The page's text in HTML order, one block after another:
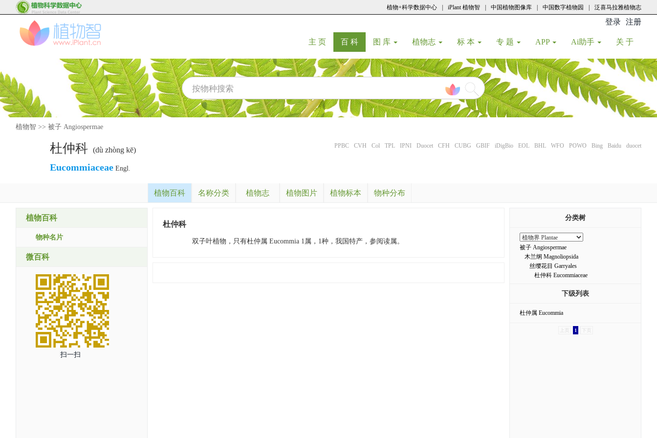
植物+科学数据中心 iPlant 植物智 中国植物图像库 中国数字植物园 泛喜马拉雅植物志
登录 注册
主 页(current)
百 科(current)
图 库 植物志 标 本 专 题 APP Ai助手 关 于
植物智 >> 被子 Angiospermae
杜仲科 (dù zhòng kē) PPBC CVH Col TPL IPNI Duocet CFH CUBG GBIF iDigBio EOL BHL WFO POWO Bing Baidu duocet
Eucommiaceae Engl.
植物百科 名称分类 植物志 植物图片 植物标本 物种分布
植物百科
物种名片
微百科
扫一扫
杜仲科
双子叶植物，只有杜仲属 Eucommia 1属，1种，我国特产，参阅读属。
分类树
被子 Angiospermae
木兰纲 Magnoliopsida
丝缨花目 Garryales
杜仲科 Eucommiaceae
下级列表
杜仲属 Eucommia
1 下页